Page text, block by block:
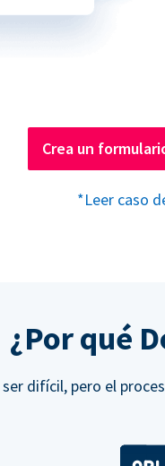
Crea un
*Leer caso
¿Por qué
ser difícil, pero el